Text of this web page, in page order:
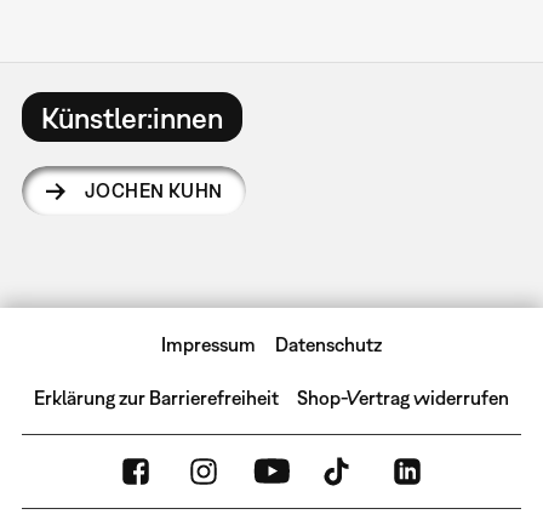
Künstler:innen
JOCHEN KUHN
Impressum Datenschutz
Erklärung zur Barrierefreiheit Shop-Vertrag widerrufen